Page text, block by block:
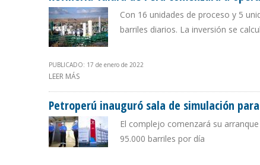
Con 16 unidades de proceso y 5
barriles diarios. La inversión se
PUBLICADO: 17 de enero de 2022
LEER MÁS
Petroperú inauguró sala de simulación
El complejo comenzará su
95.000 barriles por día